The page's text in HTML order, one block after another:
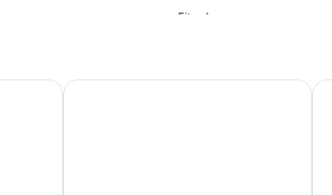
Fitur kamar
& Capsulebnb+ Yokohama Motomachi - Hostel